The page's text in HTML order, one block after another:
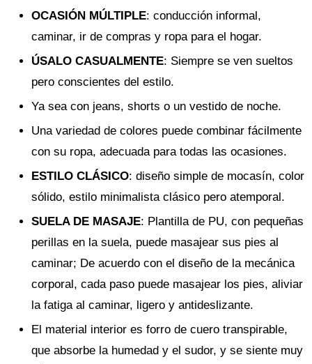
OCASIÓN MÚLTIPLE: conducción informal,
caminar, ir de compras y ropa para el hogar.
ÚSALO CASUALMENTE: Siempre se ven sueltos
pero conscientes del estilo.
Ya sea con jeans, shorts o un vestido de noche.
Una variedad de colores puede combinar fácilmente
con su ropa, adecuada para todas las ocasiones.
ESTILO CLÁSICO: diseño simple de mocasín, color
sólido, estilo minimalista clásico pero atemporal.
SUELA DE MASAJE: Plantilla de PU, con pequeñas
perillas en la suela, puede masajear sus pies al
caminar; De acuerdo con el diseño de la mecánica
corporal, cada paso puede masajear los pies, aliviar
la fatiga al caminar, ligero y antideslizante.
El material interior es forro de cuero transpirable,
que absorbe la humedad y el sudor, y se siente muy